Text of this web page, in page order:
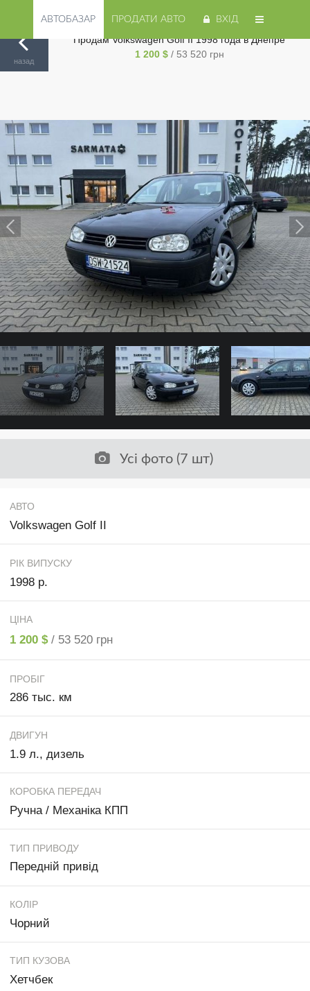
АВТОБАЗАР ПРОДАТИ АВТО ВХІД
Днепр/Volkswagen /Golf II
назад
Продам Volkswagen Golf II 1998 года в Днепре
1 200 $ / 53 520 грн
Усі фото (7 шт)
АВТО
Volkswagen Golf II
РІК ВИПУСКУ
1998 р.
ЦІНА
1 200 $ / 53 520 грн
ПРОБІГ
286 тыс. км
ДВИГУН
1.9 л., дизель
КОРОБКА ПЕРЕДАЧ
Ручна / Механіка КПП
ТИП ПРИВОДУ
Передній привід
КОЛІР
Чорний
ТИП КУЗОВА
Хетчбек